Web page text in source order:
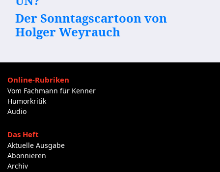
Der Sonntagscartoon von
Holger Weyrauch
Online-Rubriken
Vom Fachmann für Kenner
Humorkritik
Audio
Das Heft
Aktuelle Ausgabe
Abonnieren
Archiv